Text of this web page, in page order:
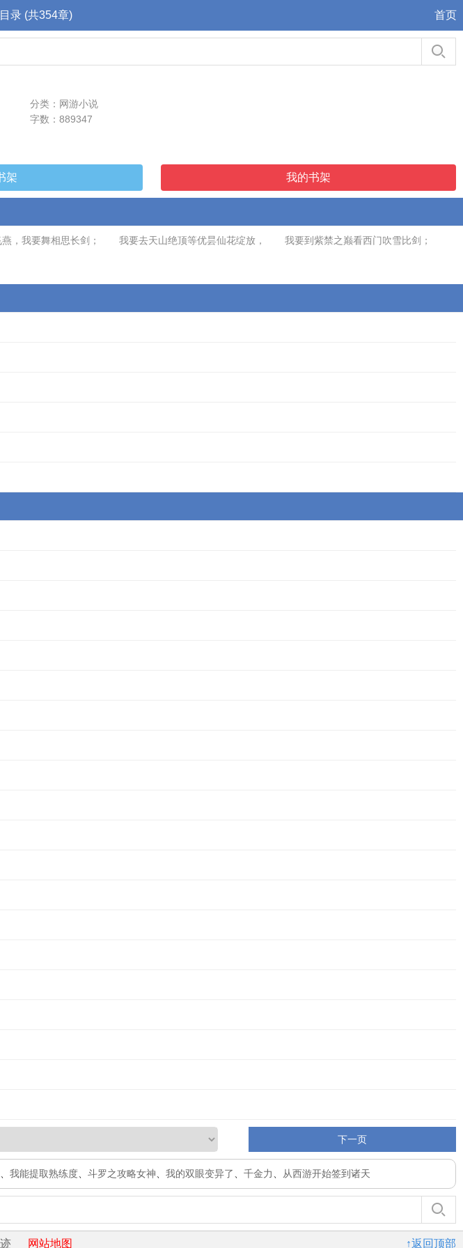
录 (共354章) 首页
分类：网游小说
字数：889347
架 我的书架
，我要舞相思长剑； 我要去天山绝顶等优昙仙花绽放， 我要到紫禁之巅看西门吹雪比剑；
下一页
我能提取熟练度 斗罗之攻略女神 我的双眼变异了 千金力 从西游开始签到诸天
↑返回顶部
网站地图